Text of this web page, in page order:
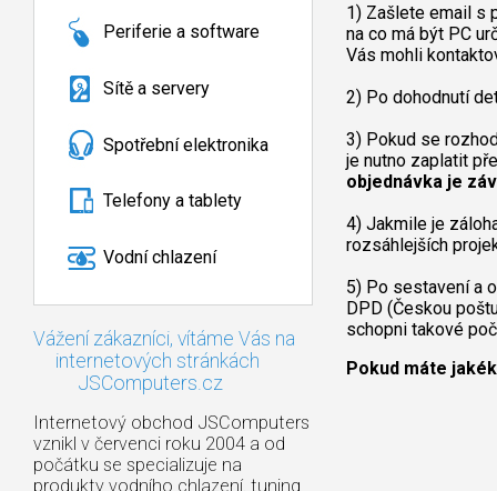
Periferie a software
Sítě a servery
Spotřební elektronika
Telefony a tablety
Vodní chlazení
Vážení zákazníci, vítáme Vás na
internetových stránkách
JSComputers.cz
Internetový obchod JSComputers
vznikl v červenci roku 2004 a od
počátku se specializuje na
produkty vodního chlazení, tuning
1) Zašlete email s
na co má být PC
Vás mohli
2) Po dohodnutí
3) Pokud se
je nutno zaplatit
objednávka je
4) Jakmile je
rozsáhlejších
5) Po sestavení a
DPD (Českou
schopni takové
Pokud máte